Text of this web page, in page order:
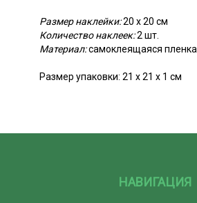
Размер наклейки:20 х 20 см
Количество наклеек:2 шт.
Материал:самоклеящаяся пленка
Размер упаковки: 21 х 21 х 1 см
НАВИГАЦИЯ